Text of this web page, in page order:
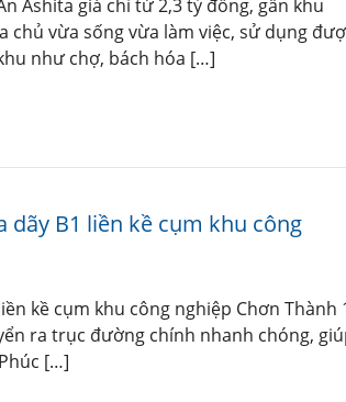
Ashita giá chỉ từ 2,3 tỷ đồng, gần khu
chủ vừa sống vừa làm việc, sử dụng
như chợ, bách hóa […]
dãy B1 liền kề cụm khu công
kề cụm khu công nghiệp Chơn Thành
ra trục đường chính nhanh chóng,
[…]